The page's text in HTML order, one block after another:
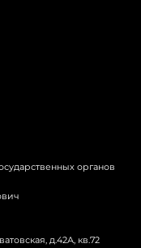
органов
д.42А, кв.72